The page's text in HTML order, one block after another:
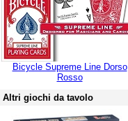
Bicycle Supreme Line Dorso
Rosso
Altri giochi da tavolo